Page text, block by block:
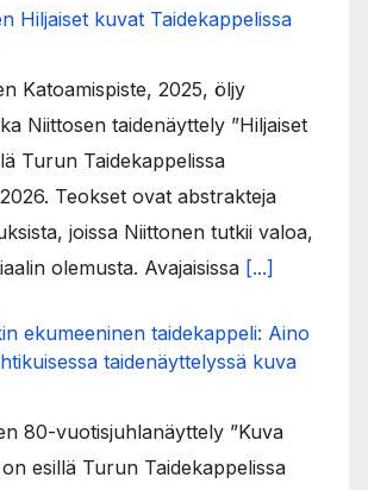
Hiljaiset kuvat Taidekappelissa
Katoamispiste, 2025, öljy
Niittosen taidenäyttely ”Hiljaiset
Turun Taidekappelissa
Teokset ovat abstrakteja
joissa Niittonen tutkii valoa,
olemusta. Avajaisissa [...]
ekumeeninen taidekappeli: Aino
taidenäyttelyssä kuva
80-vuotisjuhlanäyttely ”Kuva
esillä Turun Taidekappelissa